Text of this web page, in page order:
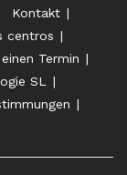
Kontakt
centros
Termin
SL